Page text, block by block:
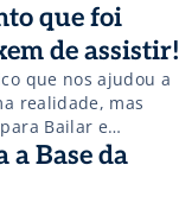
Health
que foi
de assistir!
que nos ajudou a
realidade, mas
Bailar e
evento com
a Base da